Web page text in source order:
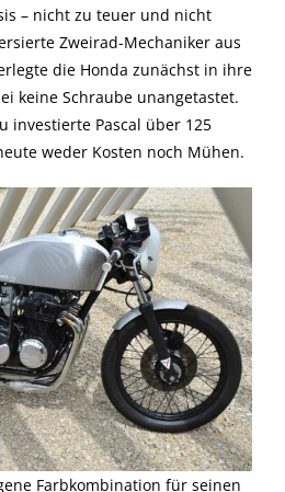
– nicht zu teuer und nicht
Zweirad-Mechaniker aus
die Honda zunächst in ihre
keine Schraube unangetastet.
investierte Pascal über 125
weder Kosten noch Mühen.
Farbkombination für seinen